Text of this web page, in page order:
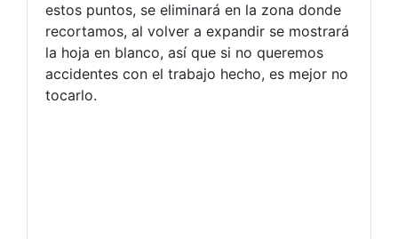
estos puntos, se eliminará en la zona donde
recortamos, al volver a expandir se mostrará
la hoja en blanco, así que si no queremos
accidentes con el trabajo hecho, es mejor no
tocarlo.